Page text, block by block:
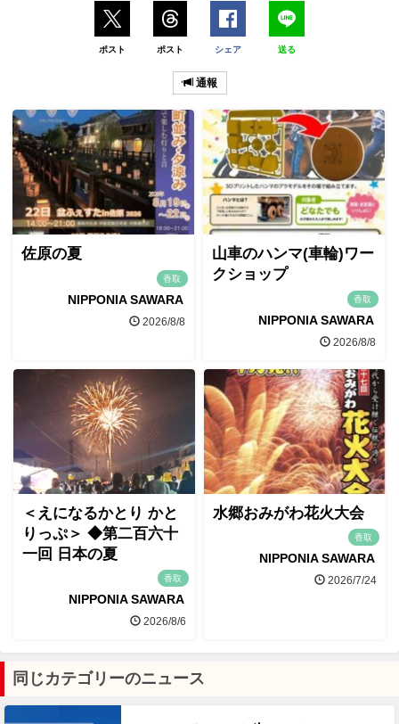
ポスト ポスト シェア 送る
通報
佐原の夏
香取
NIPPONIA SAWARA
2026/8/8
山車のハンマ(車輪)ワー
クショップ
香取
NIPPONIA SAWARA
2026/8/8
＜えになるかとり かと
りっぷ＞ ◆第二百六十
一回 日本の夏
香取
NIPPONIA SAWARA
2026/8/6
水郷おみがわ花火大会
香取
NIPPONIA SAWARA
2026/7/24
同じカテゴリーのニュース